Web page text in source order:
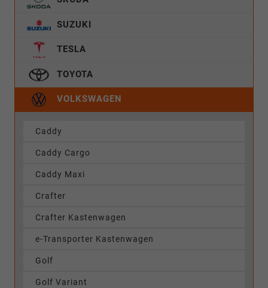
SUZUKI
TESLA
TOYOTA
VOLKSWAGEN
Caddy
Caddy Cargo
Caddy Maxi
Crafter
Crafter Kastenwagen
e-Transporter Kastenwagen
Golf
Golf Variant